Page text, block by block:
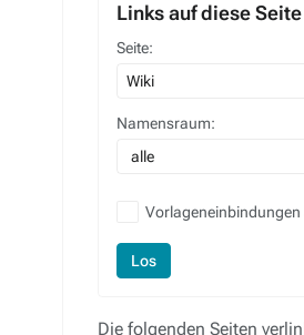
Links auf diese Seite
Seite:
Namensraum:
alle
Vorlageneinbindungen
Los
Die folgenden Seiten